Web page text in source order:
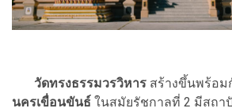
วัดทรงธรรมวรวิหาร สร้างขึ้นพร้อม
นครเขื่อนขันธ์ ในสมัยรัชกาลที่ 2 มีสถา